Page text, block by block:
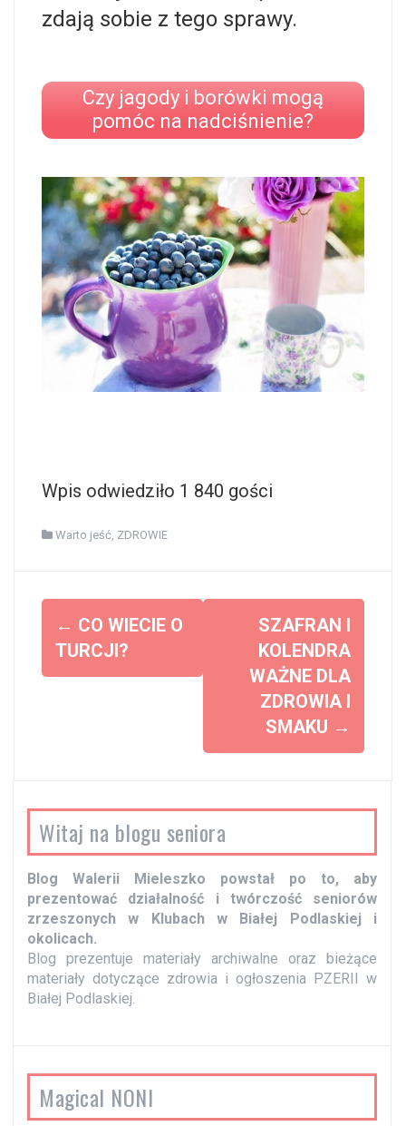
zdają sobie z tego sprawy.
Czy jagody i borówki mogą
pomóc na nadciśnienie?
Wpis odwiedziło 1 840 gości
Warto jeść ZDROWIE
b
p
i
s
y
← CO WIECIE O
TURCJI?
SZAFRAN I
KOLENDRA
WAŻNE DLA
ZDROWIA I
SMAKU →
Witaj na blogu seniora
Blog Walerii Mieleszko powstał po to, aby
prezentować działalność i twórczość seniorów
zrzeszonych w Klubach w Białej Podlaskiej i
okolicach.
Blog prezentuje materiały archiwalne oraz bieżące
materiały dotyczące zdrowia i ogłoszenia PZERII w
Białej Podlaskiej.
Magical NONI